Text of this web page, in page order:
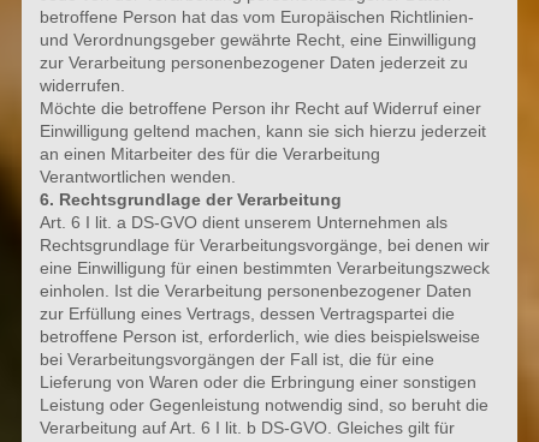
betroffene Person hat das vom Europäischen Richtlinien-
und Verordnungsgeber gewährte Recht, eine Einwilligung
zur Verarbeitung personenbezogener Daten jederzeit zu
widerrufen.
Möchte die betroffene Person ihr Recht auf Widerruf einer
Einwilligung geltend machen, kann sie sich hierzu jederzeit
an einen Mitarbeiter des für die Verarbeitung
Verantwortlichen wenden.
6. Rechtsgrundlage der Verarbeitung
Art. 6 I lit. a DS-GVO dient unserem Unternehmen als
Rechtsgrundlage für Verarbeitungsvorgänge, bei denen wir
eine Einwilligung für einen bestimmten Verarbeitungszweck
einholen. Ist die Verarbeitung personenbezogener Daten
zur Erfüllung eines Vertrags, dessen Vertragspartei die
betroffene Person ist, erforderlich, wie dies beispielsweise
bei Verarbeitungsvorgängen der Fall ist, die für eine
Lieferung von Waren oder die Erbringung einer sonstigen
Leistung oder Gegenleistung notwendig sind, so beruht die
Verarbeitung auf Art. 6 I lit. b DS-GVO. Gleiches gilt für